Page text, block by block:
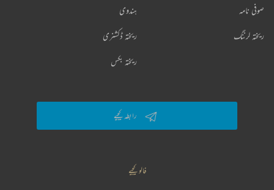
ہندوی صوفی نامہ
ریختہ ڈکشنری ریختہ لرننگ
ریختہ بکس
رابطہ کیجیے
فالو کیجیے